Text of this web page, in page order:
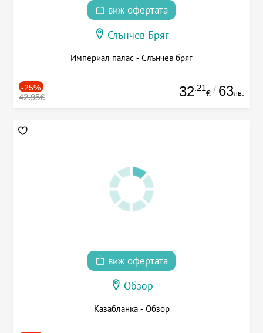
виж офертата
Слънчев Бряг
Империал палас - Слънчев бряг
-25%
42.95€ 32.21
€ / 63лв.
виж офертата
Обзор
Казабланка - Обзор